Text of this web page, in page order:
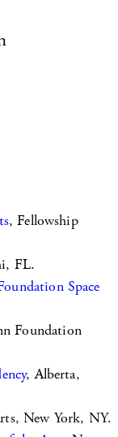
, Fellowship
FL.
Space
Foundation
, Alberta,
New York, NY.